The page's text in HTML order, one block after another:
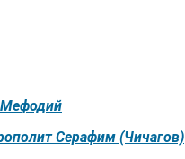
Мефодий
Серафим (Чичагов)